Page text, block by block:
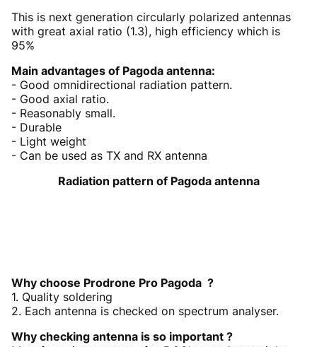
This is next generation circularly polarized antennas
with great axial ratio (1.3), high efficiency which is
95%
Main advantages of Pagoda antenna:
- Good omnidirectional radiation pattern.
- Good axial ratio.
- Reasonably small.
- Durable
- Light weight
- Can be used as TX and RX antenna
Radiation pattern of Pagoda antenna
Why choose Prodrone Pro Pagoda ?
1. Quality soldering
2. Each antenna is checked on spectrum analyser.
Why checking antenna is so important ?